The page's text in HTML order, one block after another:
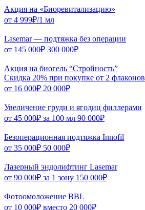
Акция на «Биоревитализацию»
от 4 999₽/1 мл
Lasemar — подтяжка без операции
от 145 000₽ 300 000₽
Акция на биогель “Стройность”
Скидка 20% при покупке от 2 флаконов
от 16 000₽ 20 000₽
Увеличение груди и ягодиц филлерами
от 45 000₽ за 100 мл 90 000₽
Безоперационная подтяжка Innofil
от 35 000₽ 50 000₽
Лазерный эндолифтинг Lasemar
от 90 000₽ за 1 зону 150 000₽
Фотоомоложение BBL
от 10 000₽ вместо 20 000₽